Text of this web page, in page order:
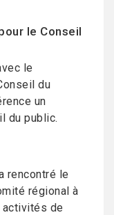
le Conseil
le
du
un
du public.
rencontré le
régional à
activités de